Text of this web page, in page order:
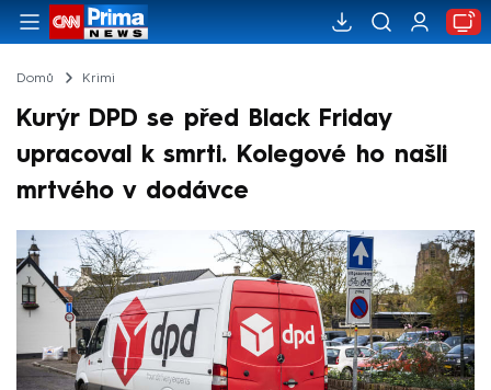
Domů Krimi
Kurýr DPD se před Black Friday
upracoval k smrti. Kolegové ho našli
mrtvého v dodávce